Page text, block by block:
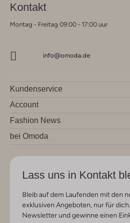
Kontakt
Montag - Freitag 09:00 - 17:00 uur
info@omoda.de
Kundenservice
Account
Fashion News
bei Omoda
Lass uns in Kontakt
Bleib auf dem Laufenden mit den
exklusiven Angeboten, nur für
Newsletter und gewinne einen